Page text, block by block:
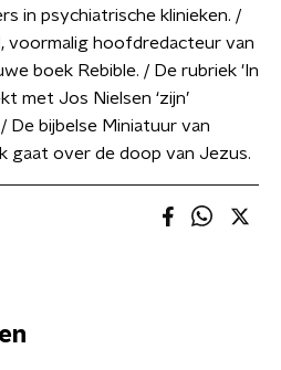
in psychiatrische klinieken. /
voormalig hoofdredacteur van
boek Rebible. / De rubriek 'In
met Jos Nielsen ‘zijn’
De bijbelse Miniatuur van
gaat over de doop van Jezus.